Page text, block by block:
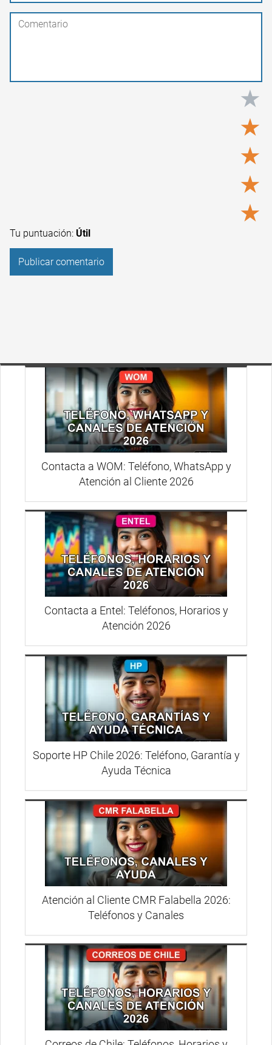
★
★
★
★
★
Tu puntuación: Útil
Contacta a WOM: Teléfono, WhatsApp y
Atención al Cliente 2026
Contacta a Entel: Teléfonos, Horarios y
Atención 2026
Soporte HP Chile 2026: Teléfono, Garantía y
Ayuda Técnica
Atención al Cliente CMR Falabella 2026:
Teléfonos y Canales